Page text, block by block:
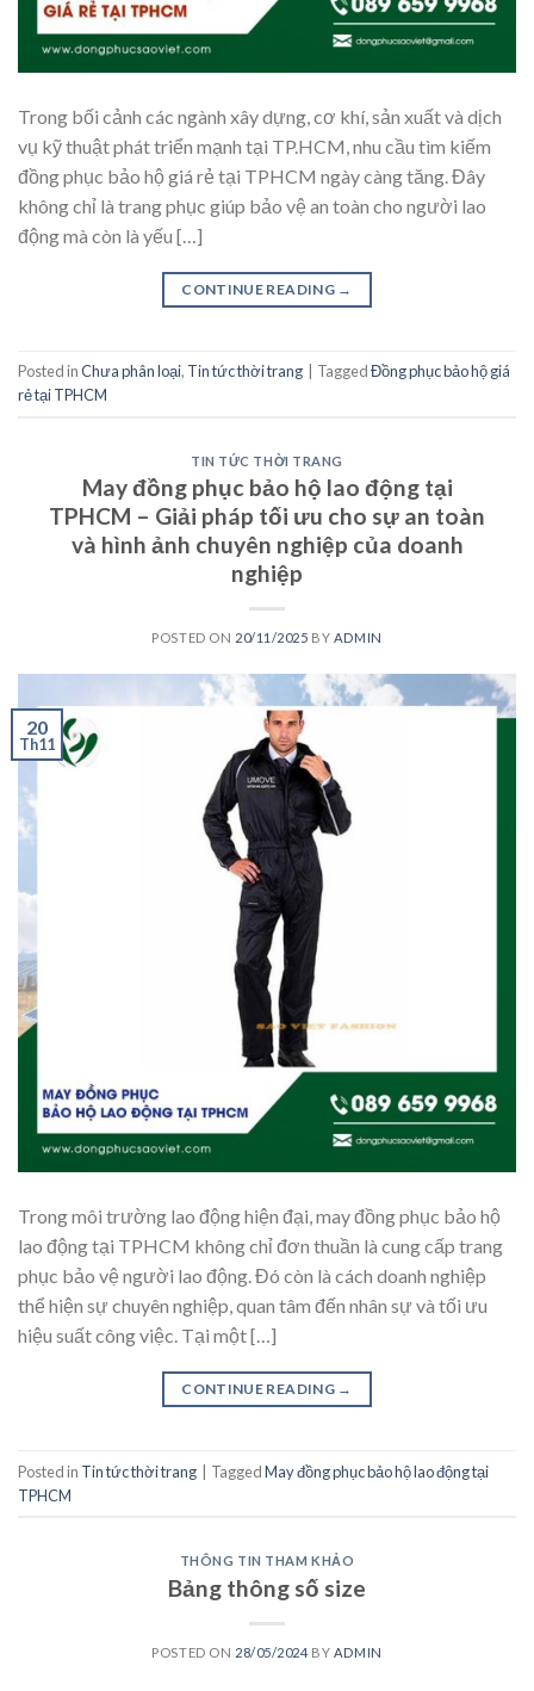
Trong bối cảnh các ngành xây dựng, cơ khí, sản xuất và dịch
vụ kỹ thuật phát triển mạnh tại TP.HCM, nhu cầu tìm kiếm
đồng phục bảo hộ giá rẻ tại TPHCM ngày càng tăng. Đây
không chỉ là trang phục giúp bảo vệ an toàn cho người lao
động mà còn là yếu […]
CONTINUE READING →
Posted inChưa phân loại, Tin tức thời trang TaggedĐồng phục bảo hộ giá
rẻ tại TPHCM
TIN TỨC THỜI TRANG
May đồng phục bảo hộ lao động tại
TPHCM – Giải pháp tối ưu cho sự an toàn
và hình ảnh chuyên nghiệp của doanh
nghiệp
POSTED ON 20/11/2025 BY ADMIN
20
Th11
Trong môi trường lao động hiện đại, may đồng phục bảo hộ
lao động tại TPHCM không chỉ đơn thuần là cung cấp trang
phục bảo vệ người lao động. Đó còn là cách doanh nghiệp
thể hiện sự chuyên nghiệp, quan tâm đến nhân sự và tối ưu
hiệu suất công việc. Tại một […]
CONTINUE READING →
Posted in Tin tức thời trang TaggedMay đồng phục bảo hộ lao động tại
TPHCM
THÔNG TIN THAM KHẢO
Bảng thông số size
POSTED ON 28/05/2024 BY ADMIN